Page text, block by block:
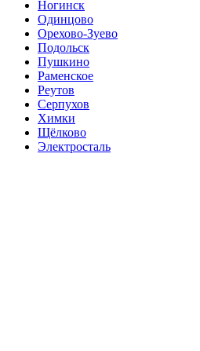
Ногинск
Одинцово
Орехово-Зуево
Подольск
Пушкино
Раменское
Реутов
Серпухов
Химки
Щёлково
Электросталь